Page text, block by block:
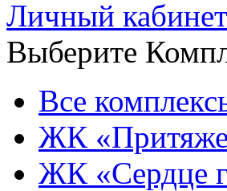
Личный кабинет
Выберите
Все
ЖК
ЖК «Сердце